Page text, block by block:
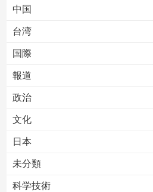
中国
台湾
国際
報道
政治
文化
日本
未分類
科学技術